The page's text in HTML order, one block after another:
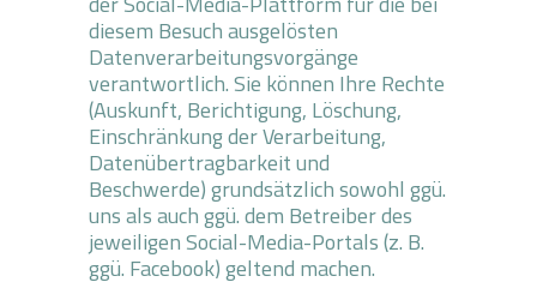
diesem Besuch ausgelösten
Datenverarbeitungsvorgänge
verantwortlich. Sie können Ihre Rechte
(Auskunft, Berichtigung, Löschung,
Einschränkung der Verarbeitung,
Datenübertragbarkeit und
Beschwerde) grundsätzlich sowohl ggü.
uns als auch ggü. dem Betreiber des
jeweiligen Social-Media-Portals (z. B.
ggü. Facebook) geltend machen.